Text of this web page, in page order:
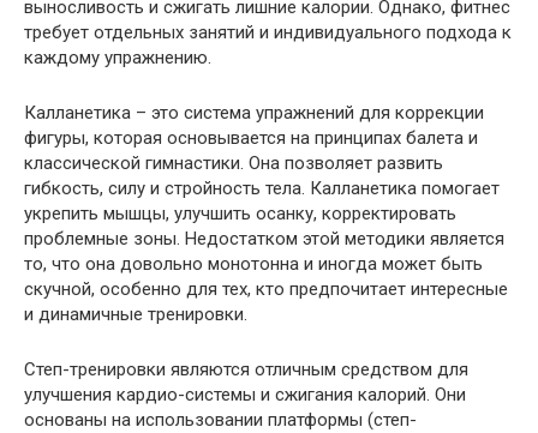
выносливость и сжигать лишние калории. Однако, фитнес
требует отдельных занятий и индивидуального подхода к
каждому упражнению.
Калланетика – это система упражнений для коррекции
фигуры, которая основывается на принципах балета и
классической гимнастики. Она позволяет развить
гибкость, силу и стройность тела. Калланетика помогает
укрепить мышцы, улучшить осанку, корректировать
проблемные зоны. Недостатком этой методики является
то, что она довольно монотонна и иногда может быть
скучной, особенно для тех, кто предпочитает интересные
и динамичные тренировки.
Степ-тренировки являются отличным средством для
улучшения кардио-системы и сжигания калорий. Они
основаны на использовании платформы (степ-